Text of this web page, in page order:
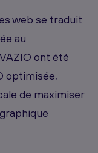
web se traduit
au
ont été
optimisée,
de maximiser